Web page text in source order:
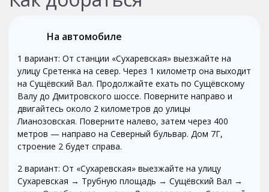
На автомобиле
1 вариант: От станции «Сухаревская» выезжайте на
улицу Сретенка на север. Через 1 километр она выходит
на Сущёвский Вал. Продолжайте ехать по Сущёвскому
Валу до Дмитровского шоссе. Поверните направо и
двигайтесь около 2 километров до улицы
Лианозовская. Поверните налево, затем через 400
метров — направо на Северный бульвар. Дом 7Г,
строение 2 будет справа.
2 вариант: От «Сухаревская» выезжайте на улицу
Сухаревская → Трубную площадь → Сущёвский Вал →